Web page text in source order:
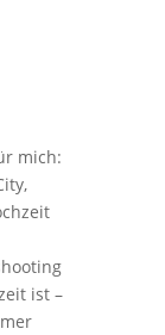
mich:
ist –